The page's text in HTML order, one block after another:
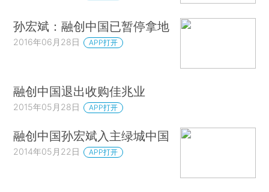
孙宏斌：融创中国已暂停拿地
2016年06月28日 APP打开
融创中国退出收购佳兆业
2015年05月28日 APP打开
融创中国孙宏斌入主绿城中国
2014年05月22日 APP打开